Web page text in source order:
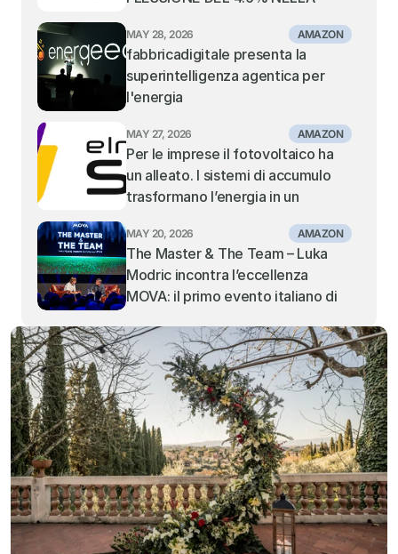
CONTAINER NEI PORTI ITALIANI.
TIENE IL TRANSHIPMENT, IN
SOFFERENZA I PORTI GATEWAY
DEL MEDITERRANEO CENTRALE
E ORIENTALE
MAY 28, 2026 AMAZON
fabbricadigitale presenta la
superintelligenza agentica per
l'energia
MAY 27, 2026 AMAZON
Per le imprese il fotovoltaico ha
un alleato. I sistemi di accumulo
trasformano l’energia in un
di Elmec Solar.
MAY 20, 2026 AMAZON
The Master & The Team – Luka
Modric incontra l’eccellenza
MOVA: il primo evento italiano di
Alcione di Milano